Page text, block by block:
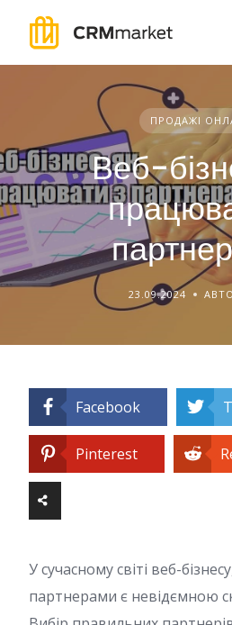
content
ПРОДАЖІ
Веб-
23.09.2024
Facebook
Pinterest
У сучасному світі веб-
партнерами є невідємною